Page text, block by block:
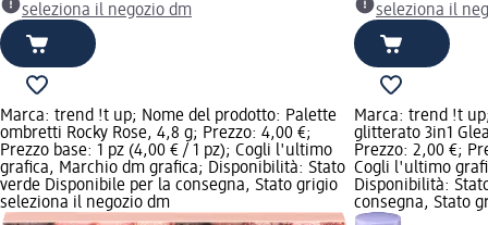
seleziona il negozio dm
seleziona il
Marca: trend !t up; Nome del prodotto: Palette
ombretti Rocky Rose, 4,8 g; Prezzo: 4,00 €;
Prezzo base: 1 pz (4,00 € / 1 pz); Cogli l'ultimo
grafica, Marchio dm grafica; Disponibilità: Stato
verde Disponibile per la consegna, Stato grigio
seleziona il negozio dm
Marca: trend !t
glitterato 3in1
Prezzo: 2,00 €;
Cogli l'ultimo
Disponibilità:
consegna, Stato